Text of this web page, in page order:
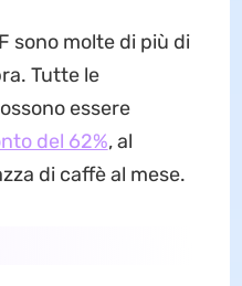
sono molte di più di
Tutte le
essere
del 62%, al
di caffè al mese.